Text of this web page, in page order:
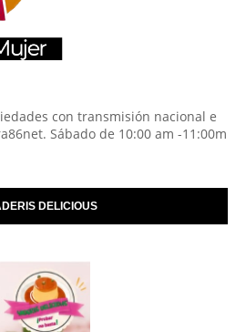
con transmisión nacional e
Sábado de 10:00 am -11:00m
DELICIOUS